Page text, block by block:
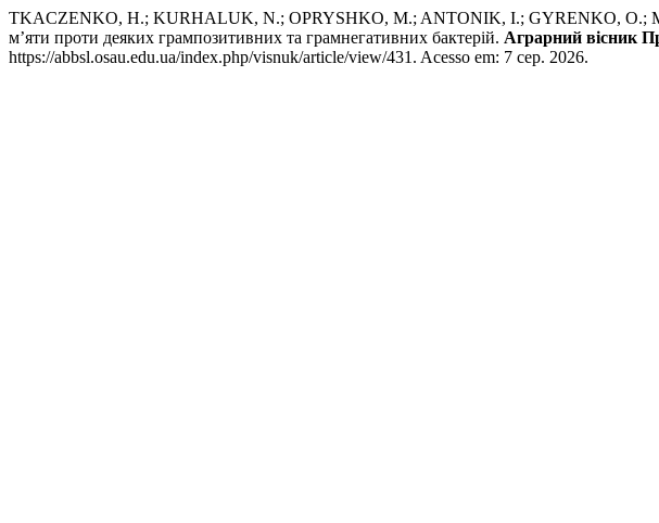
TKACZENKO, H.; KURHALUK, N.; OPRYSHKO, M.; ANTONIK, I.; GYRENKO, O.;
м’яти проти деяких грампозитивних та грамнегативних бактерій. Аграрний вісник
https://abbsl.osau.edu.ua/index.php/visnuk/article/view/431. Acesso em: 7 сер. 2026.